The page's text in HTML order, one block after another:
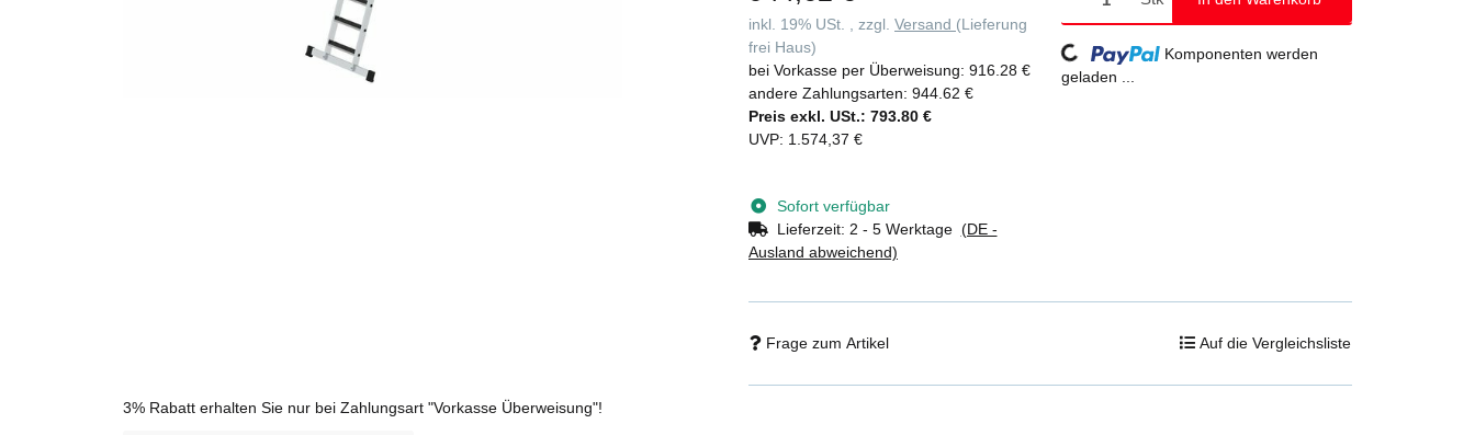
inkl. 19% USt. , zzgl. Versand (Lieferung
frei Haus)
bei Vorkasse per Überweisung: 916.28 €
andere Zahlungsarten: 944.62 €
Preis exkl. USt.: 793.80 €
UVP: 1.574,37 €
Sofort verfügbar
Lieferzeit: 2 - 5 Werktage (DE -
Ausland abweichend)
Loading...
Komponenten werden
geladen ...
Frage zum Artikel Auf die Vergleichsliste
3% Rabatt erhalten Sie nur bei Zahlungsart "Vorkasse Überweisung"!